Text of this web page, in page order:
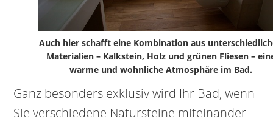
Auch hier schafft eine Kombination aus
Materialien – Kalkstein, Holz und grünen Fliesen –
warme und wohnliche Atmosphäre im Bad.
Ganz besonders exklusiv wird Ihr Bad, wenn
Sie verschiedene Natursteine miteinander